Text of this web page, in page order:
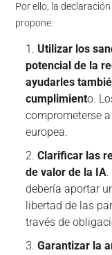
Por ello, la
propone:
Utilizar los
potencial de la
ayudarles
cumplimiento.
comprometerse
europea.
Clarificar las
de valor de la IA
debería aportar
libertad de las
través de
Garantizar la